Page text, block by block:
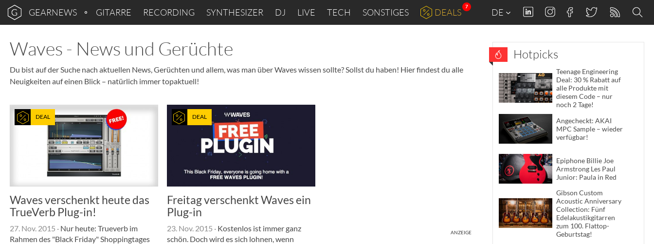
GEARNEWS GITARRE RECORDING SYNTHESIZER DJ LIVE TECH SONSTIGES DEALS
7
DE
Waves - News und Gerüchte
Du bist auf der Suche nach aktuellen News, Gerüchten und allem, was man über Waves wissen sollte? Sollst du haben! Hier findest du alle
Neuigkeiten auf einen Blick – natürlich immer topaktuell!
DEAL
Waves verschenkt heute das
TrueVerb Plug-in!
27. Nov. 2015 · Nur heute: Trueverb im
Rahmen des "Black Friday" Shoppingtages
DEAL
Freitag verschenkt Waves ein
Plug-in
23. Nov. 2015 ·Kostenlos ist immer ganz
schön. Doch wird es sich lohnen, wenn
ANZEIGE
Hotpicks
Teenage Engineering
Deal: 30 % Rabatt auf
alle Produkte mit
diesem Code – nur
noch 2 Tage!
Angecheckt: AKAI
MPC Sample – wieder
verfügbar!
Epiphone Billie Joe
Armstrong Les Paul
Junior: Paula in Red
Gibson Custom
Acoustic Anniversary
Collection: Fünf
Edelakustikgitarren
zum 100. Flattop-
Geburtstag!